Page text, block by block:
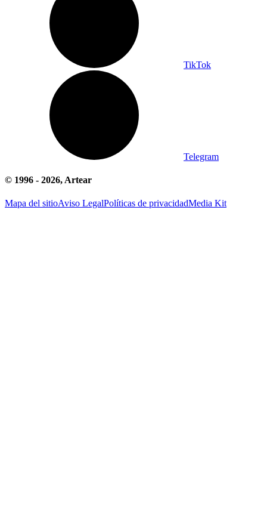
TikTok
Telegram
© 1996 - 2026, Artear
Mapa del sitioAviso LegalPolíticas de privacidadMedia Kit